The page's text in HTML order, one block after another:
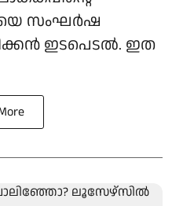
സംഘര്‍ഷ
ഇടപെടല്‍. ഇത